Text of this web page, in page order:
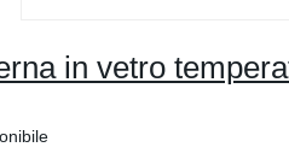
in vetro